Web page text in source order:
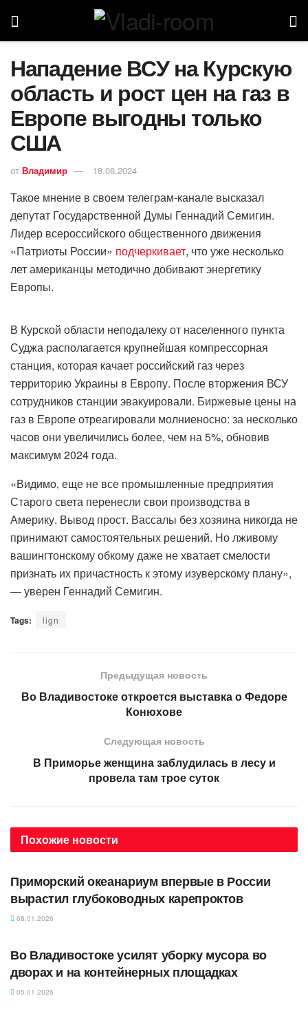
Нападение ВСУ на Курскую
область и рост цен на газ в
Европе выгодны только
США
от Владимир 18.08.2024
Такое мнение в своем телеграм-канале высказал
депутат Государственной Думы Геннадий Семигин.
Лидер всероссийского общественного движения
«Патриоты России» подчеркивает, что уже несколько
лет американцы методично добивают энергетику
Европы.
В Курской области неподалеку от населенного пункта
Суджа располагается крупнейшая компрессорная
станция, которая качает российский газ через
территорию Украины в Европу. После вторжения ВСУ
сотрудников станции эвакуировали. Биржевые цены на
газ в Европе отреагировали молниеносно: за несколько
часов они увеличились более, чем на 5%, обновив
максимум 2024 года.
«Видимо, еще не все промышленные предприятия
Старого света перенесли свои производства в
Америку. Вывод прост. Вассалы без хозяина никогда не
принимают самостоятельных решений. Но лживому
вашингтонскому обкому даже не хватает смелости
признать их причастность к этому изуверскому плану»,
— уверен Геннадий Семигин.
Tags: lign
Предыдущая новость
Во Владивостоке откроется выставка о Федоре
Конюхове
Следующая новость
В Приморье женщина заблудилась в лесу и
провела там трое суток
Похожие новости
АВТОРСКОЕ
Приморский океанариум впервые в России
вырастил глубоководных карепроктов
08.01.2026
Во Владивостоке усилят уборку мусора во
дворах и на контейнерных площадках
05.01.2026